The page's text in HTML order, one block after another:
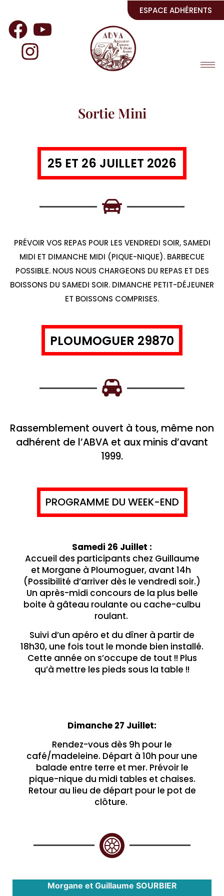
ESPACE ADHÉRENTS
Sortie Mini
25 ET 26 JUILLET 2026
PRÉVOIR VOS REPAS POUR LES VENDREDI SOIR, SAMEDI
MIDI ET DIMANCHE MIDI (PIQUE-NIQUE). BARBECUE
POSSIBLE. NOUS NOUS CHARGEONS DU REPAS ET DES
BOISSONS DU SAMEDI SOIR. DIMANCHE PETIT-DÉJEUNER
ET BOISSONS COMPRISES.
PLOUMOGUER 29870
Rassemblement ouvert à tous, même non
adhérent de l’ABVA et aux minis d’avant
1999.
PROGRAMME DU WEEK-END
Samedi 26 Juillet :
Accueil des participants chez Guillaume
et Morgane à Ploumoguer, avant 14h
(Possibilité d’arriver dès le vendredi soir.)
Un après-midi concours de la plus belle
boite à gâteau roulante ou cache-culbu
roulant.
Suivi d’un apéro et du dîner à partir de
18h30, une fois tout le monde bien installé.
Cette année on s’occupe de tout !! Plus
qu’à mettre les pieds sous la table !!
Dimanche 27 Juillet:
Rendez-vous dès 9h pour le
café/madeleine. Départ à 10h pour une
balade entre terre et mer. Prévoir le
pique-nique du midi tables et chaises.
Retour au lieu de départ pour le pot de
clôture.
Morgane et Guillaume SOURBIER